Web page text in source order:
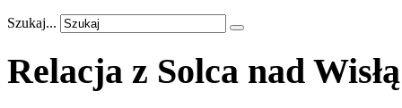
Szukaj...
Relacja z Solca nad Wisłą